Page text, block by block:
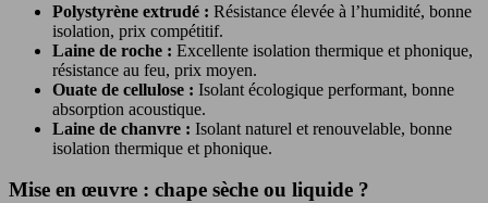
Polystyrène extrudé : Résistance élevée à l’humidité, bonne
isolation, prix compétitif.
Laine de roche : Excellente isolation thermique et phonique,
résistance au feu, prix moyen.
Ouate de cellulose : Isolant écologique performant, bonne
absorption acoustique.
Laine de chanvre : Isolant naturel et renouvelable, bonne
isolation thermique et phonique.
Mise en œuvre : chape sèche ou liquide ?